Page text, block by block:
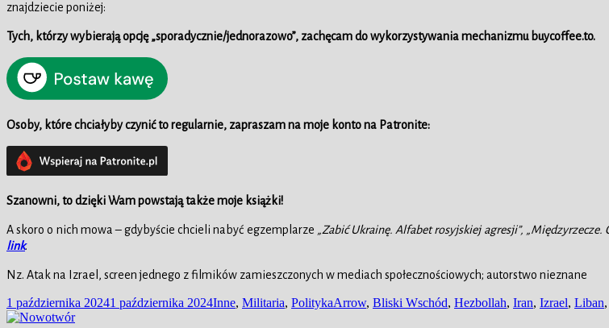
znajdziecie poniżej:
Tych, którzy wybierają opcję „sporadycznie/jednorazowo”, zachęcam do wykorzystywania mechanizmu buycoffee.to.
Osoby, które chciałyby czynić to regularnie, zapraszam na moje konto na Patronite:
Szanowni, to dzięki Wam powstają także moje książki!
A skoro o nich mowa – gdybyście chcieli nabyć egzemplarze „Zabić Ukrainę. Alfabet rosyjskiej agresji”, „Międzyrzecze.
link.
Nz. Atak na Izrael, screen jednego z filmików zamieszczonych w mediach społecznościowych; autorstwo nieznane
Data
publikacji
1 października 20241 października 2024Kategorie
Inne, Militaria, PolitykaTagi
Arrow, Bliski Wschód, Hezbollah, Iran, Izrael, Liban,